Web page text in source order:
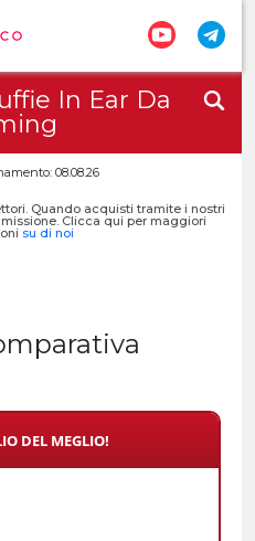
In Ear Da
08.08.26
Quando acquisti tramite i nostri
Clicca qui per maggiori
su di noi
DEL MEGLIO!